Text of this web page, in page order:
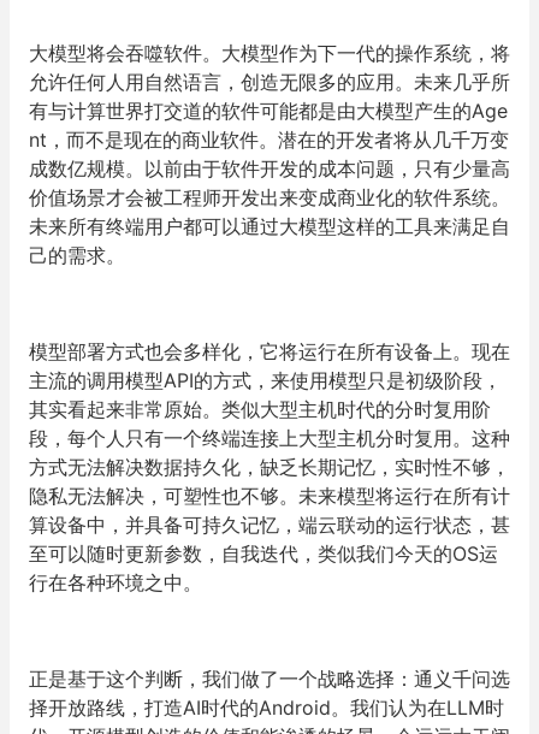
大模型将会吞噬软件。大模型作为下一代的操作系统，将
允许任何人用自然语言，创造无限多的应用。未来几乎所
有与计算世界打交道的软件可能都是由大模型产生的Age
nt，而不是现在的商业软件。潜在的开发者将从几千万变
成数亿规模。以前由于软件开发的成本问题，只有少量高
价值场景才会被工程师开发出来变成商业化的软件系统。
未来所有终端用户都可以通过大模型这样的工具来满足自
己的需求。
模型部署方式也会多样化，它将运行在所有设备上。现在
主流的调用模型API的方式，来使用模型只是初级阶段，
其实看起来非常原始。类似大型主机时代的分时复用阶
段，每个人只有一个终端连接上大型主机分时复用。这种
方式无法解决数据持久化，缺乏长期记忆，实时性不够，
隐私无法解决，可塑性也不够。未来模型将运行在所有计
算设备中，并具备可持久记忆，端云联动的运行状态，甚
至可以随时更新参数，自我迭代，类似我们今天的OS运
行在各种环境之中。
正是基于这个判断，我们做了一个战略选择：通义千问选
择开放路线，打造AI时代的Android。我们认为在LLM时